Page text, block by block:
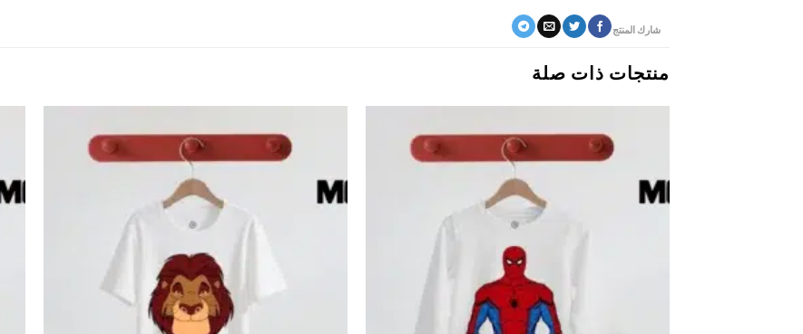
شارك المنتج
منتجات ذات صلة